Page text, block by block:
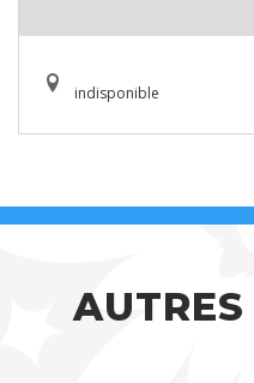
indisponible
AUTRES